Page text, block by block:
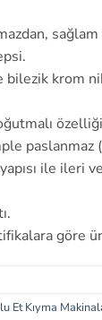
sağlam
bilezik krom
paslanmaz
ile ileri
göre
Et Kıyma